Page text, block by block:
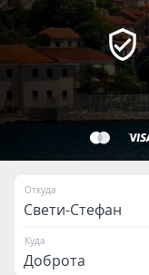
Откуда
Куда